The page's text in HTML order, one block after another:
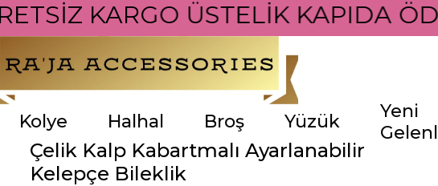
KARGO ÜSTELİK KAPIDA
Kolye Halhal Broş Yüzük
Yeni
Çelik Kalp Kabartmalı Ayarlanabilir
Kelepçe Bileklik